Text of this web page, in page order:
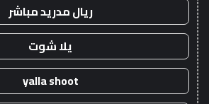
ريال مدريد مباشر
يلا شوت
yalla shoot